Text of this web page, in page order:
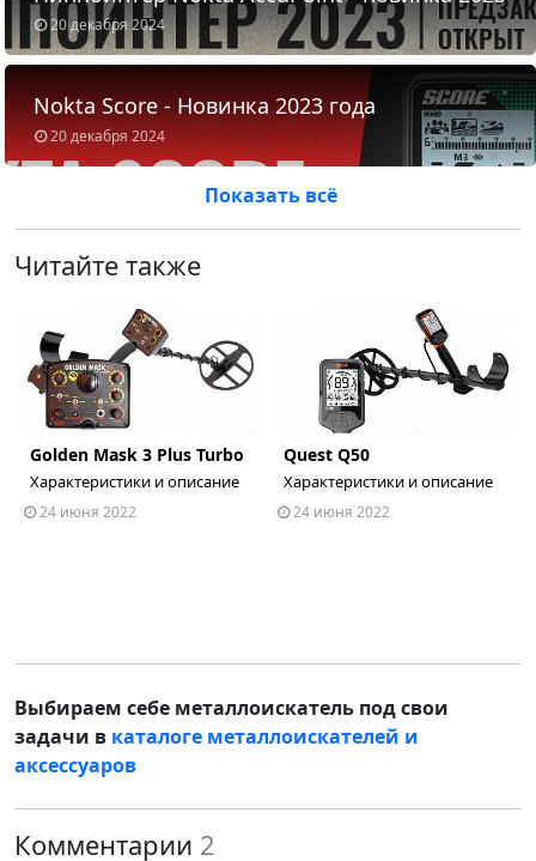
20 декабря 2024
20 декабря 2024
Nokta Score - Новинка 2023 года
Показать всё
Читайте также
Golden Mask 3 Plus Turbo
Характеристики и описание
24 июня 2022
Quest Q50
Характеристики и описание
24 июня 2022
Выбираем себе металлоискатель под свои
задачи в каталоге металлоискателей и
аксессуаров
Комментарии 2